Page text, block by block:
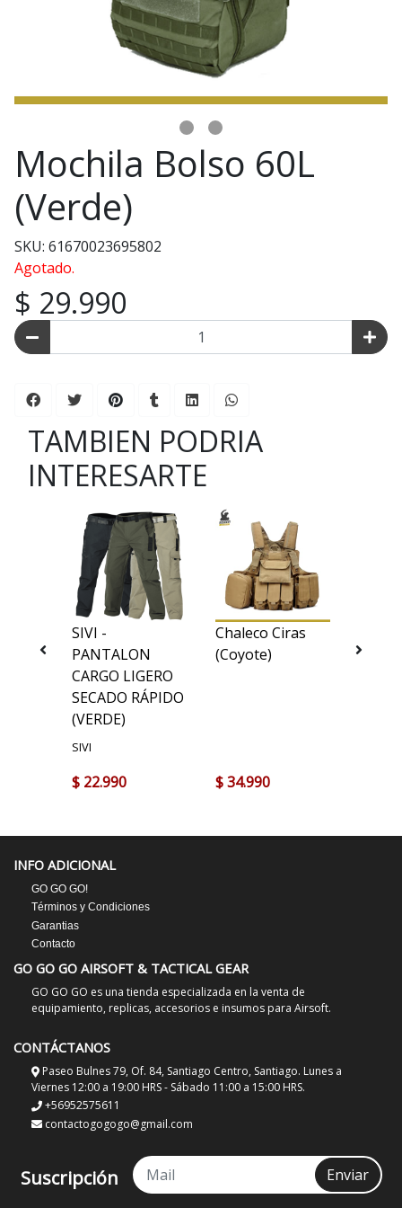
Mochila Bolso 60L
(Verde)
SKU: 61670023695802
Agotado.
$ 29.990
TAMBIEN PODRIA
INTERESARTE
SIVI -
PANTALON
CARGO LIGERO
SECADO RÁPIDO
(VERDE)
SIVI
$ 22.990
Chaleco Ciras
(Coyote)
$ 34.990
INFO ADICIONAL
GO GO GO!
Términos y Condiciones
Garantias
Contacto
GO GO GO AIRSOFT & TACTICAL GEAR
GO GO GO es una tienda especializada en la venta de
equipamiento, replicas, accesorios e insumos para Airsoft.
CONTÁCTANOS
Paseo Bulnes 79, Of. 84, Santiago Centro, Santiago. Lunes a
Viernes 12:00 a 19:00 HRS - Sábado 11:00 a 15:00 HRS.
+56952575611
contactogogogo@gmail.com
Suscripción Enviar